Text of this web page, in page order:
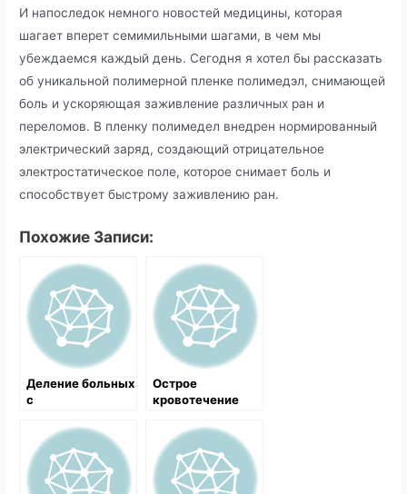
И напоследок немного новостей медицины, которая
шагает вперет семимильными шагами, в чем мы
убеждаемся каждый день. Сегодня я хотел бы рассказать
об уникальной полимерной пленке полимедэл, снимающей
боль и ускоряющая заживление различных ран и
переломов. В пленку полимедел внедрен нормированный
электрический заряд, создающий отрицательное
электростатическое поле, которое снимает боль и
способствует быстрому заживлению ран.
Похожие Записи:
Деление больных
с
шоком на три
группы
Острое
кровотечение